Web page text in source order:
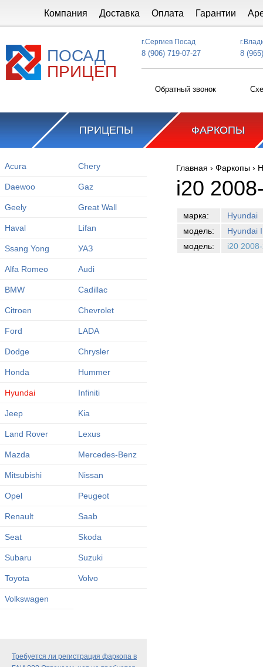
Компания Доставка Оплата Гарантии
ПОСАД
ПРИЦЕП
г.Сергиев Посад
8 (906) 719-07-27 8
Обратный звонок
ПРИЦЕПЫ ФАРКОПЫ
Acura Chery
Daewoo Gaz
Geely Great Wall
Haval Lifan
Ssang Yong УАЗ
Alfa Romeo Audi
BMW Cadillac
Citroen Chevrolet
Ford LADA
Dodge Chrysler
Honda Hummer
Hyundai Infiniti
Jeep Kia
Land Rover Lexus
Mazda Mercedes-Benz
Mitsubishi Nissan
Opel Peugeot
Renault Saab
Seat Skoda
Subaru Suzuki
Toyota Volvo
Volkswagen
Требуется ли регистрация фаркопа в
Вы здесь
Главная › Фаркопы ›
i20
марка:
Hyundai
модель:
Hyundai
модель:
i20